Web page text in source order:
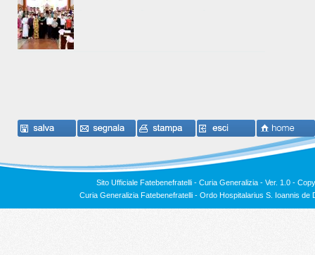
Sito Ufficiale Fatebenefratelli - Curia Generalizia - Ver. 1.0 -
Curia Generalizia Fatebenefratelli - Ordo Hospitalarius S. Ioannis